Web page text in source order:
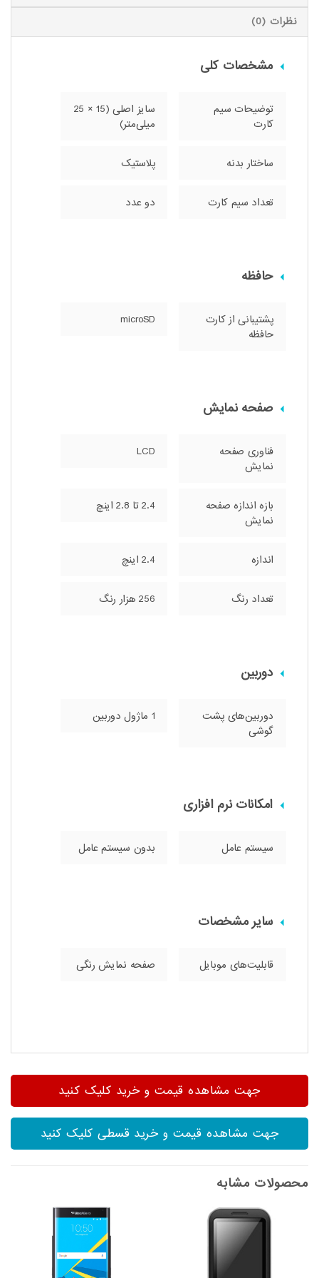
نظرات (0)
مشخصات کلی
توضیحات سیم
کارت
سایز اصلی (15 × 25
میلی‌متر)
ساختار بدنه پلاستیک
تعداد سیم کارت دو عدد
حافظه
پشتیبانی از کارت
حافظه
microSD
صفحه نمایش
فناوری صفحه‌
نمایش
LCD
بازه‌ اندازه صفحه
نمایش
2.4 تا 2.8 اینچ
اندازه 2.4 اینچ
تعداد رنگ 256 هزار رنگ
دوربین
دوربین‌های پشت
گوشی
1 ماژول دوربین
امکانات نرم افزاری
سیستم عامل بدون سیستم عامل
سایر مشخصات
قابلیت‌های موبایل صفحه نمایش رنگی
جهت مشاهده قیمت و خرید کلیک کنید
جهت مشاهده قیمت و خرید قسطی کلیک کنید
محصولات مشابه